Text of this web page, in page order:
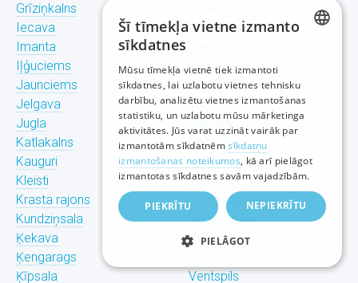
Grīziņkalns
Iecava
Imanta
Iļģuciems
Jaunciems
Jelgava
Jugla
Katlakalns
Kauguri
Kleisti
Krasta rajons
Kundziņsala
Ķekava
Ķengarags
Ķīpsala
Šķirotava
Torņakalns
Trīsciems
Tīraine
Ulbroka
Upeslejas
Valdlauči
Vangaži
Vecdaugava
Vecmīlgrāvis
Vecpilsēta
Ventspils
RUSSIAN
ENGLISH
Šī tīmekļa vietne izmanto
sīkdatnes
Mūsu tīmekļa vietnē tiek izmantoti
sīkdatnes, lai uzlabotu vietnes tehnisku
darbību, analizētu vietnes izmantošanas
statistiku, un uzlabotu mūsu mārketinga
aktivitātes. Jūs varat uzzināt vairāk par
izmantotām sīkdatnēmsīkdatņu
izmantošanas noteikumos, kā arī pielāgot
izmantotas sīkdatnes savām vajadzībām.
PIEKRĪTU NEPIEKRĪTU
PIELĀGOT